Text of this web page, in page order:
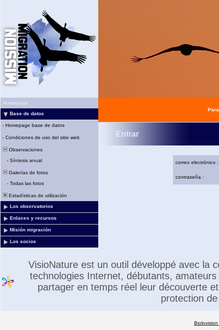
Homepage
Base de datos
- Homepage base de datos
- Condiciones de uso del sitio web
Observaciones
- Síntesis anual
Galerías de fotos
- Todas las fotos
Estadísticas de utilización
Los observatorios
Enlaces y recursos
Misión migración
Los socios
Entrar
correo electrónico :
contraseña :
VisioNature est un outil développé avec la
technologies Internet, débutants,
partager en temps réel leur découverte
protection
Biolovision